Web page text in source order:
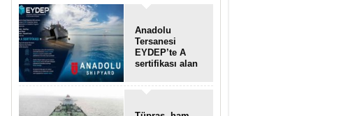
Anadolu
Tersanesi
EYDEP’te A
sertifikası alan